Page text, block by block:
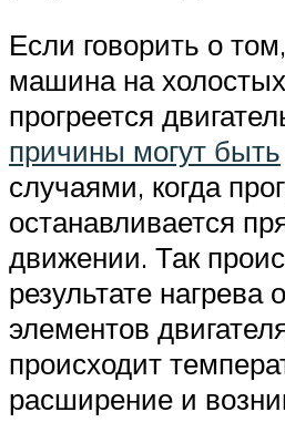
Если говорить о
машина на холостых
прогреется
причины могут быть
случаями, когда
останавливается
движении. Так
результате нагрева
элементов
происходит
расширение и